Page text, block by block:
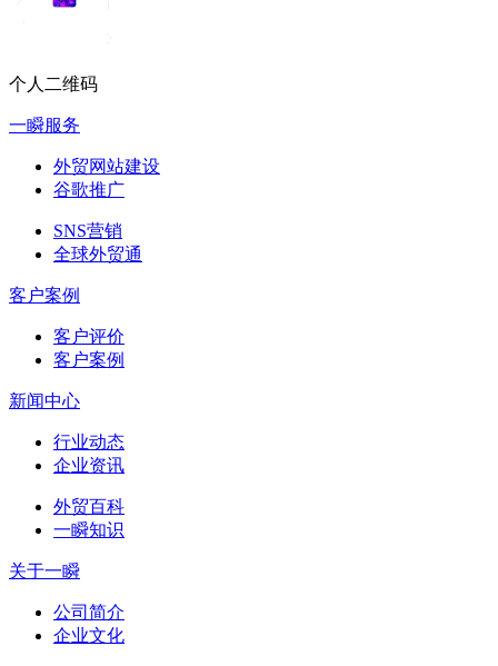
个人二维码
一瞬服务
外贸网站建设
谷歌推广
SNS营销
全球外贸通
客户案例
客户评价
客户案例
新闻中心
行业动态
企业资讯
外贸百科
一瞬知识
关于一瞬
公司简介
企业文化